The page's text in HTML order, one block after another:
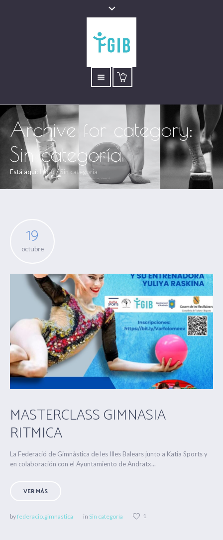
Archive for category:
Sin categoría
Está aquí: Inicio/Sin categoría
19
octubre
MASTERCLASS GIMNASIA
RITMICA
La Federació de Gimnàstica de les Illes Balears junto a Katia Sports y
en colaboración con el Ayuntamiento de Andratx...
VER MÁS
byfederacio.gimnastica in Sin categoría 1